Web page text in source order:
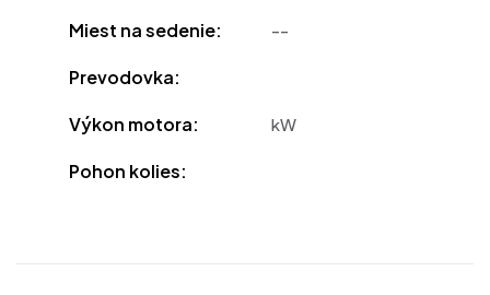
Miest na sedenie: --
Prevodovka:
Výkon motora: kW
Pohon kolies: